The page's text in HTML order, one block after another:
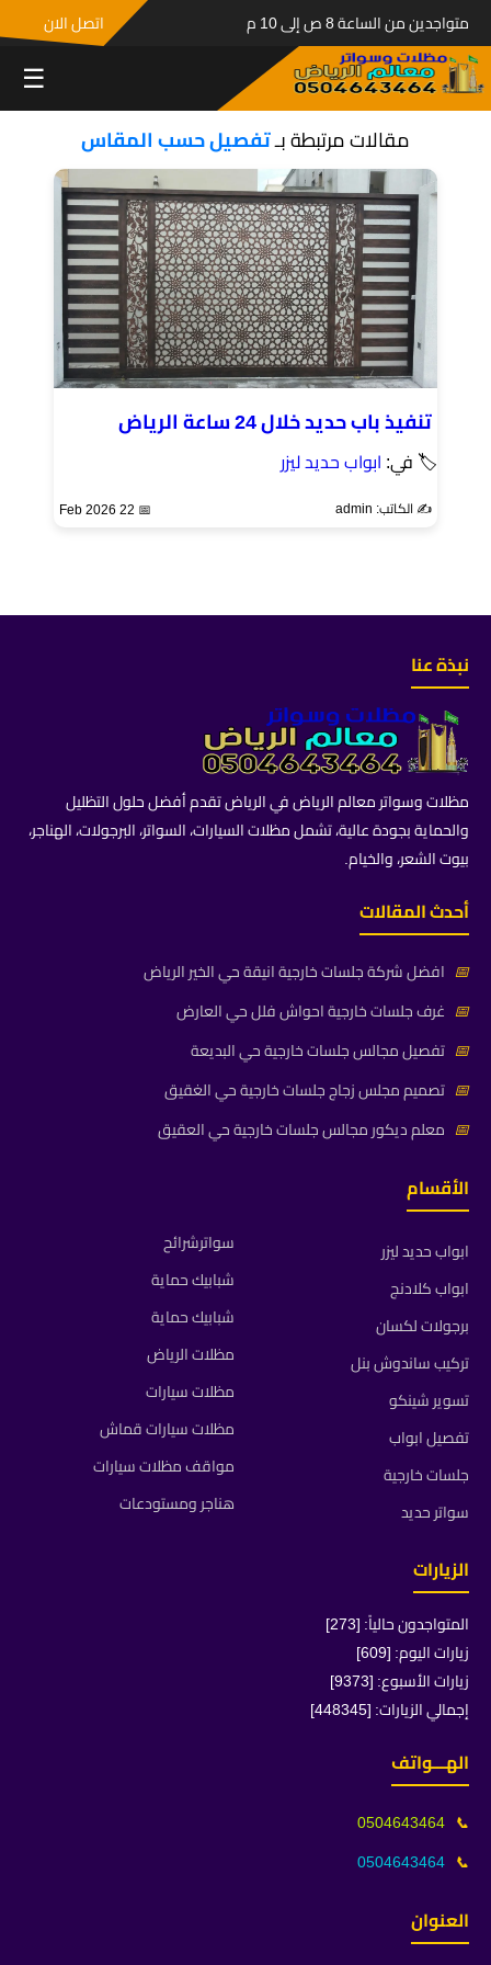
متواجدين من الساعة 8 ص إلى 10 م اتصل الان
☰
مقالات مرتبطة بـتفصيل حسب المقاس
تنفيذ باب حديد خلال 24 ساعة الرياض
🏷 في: ابواب حديد ليزر
✍️ الكاتب: admin 📅 22 Feb 2026
نبذة عنا
مظلات وسواتر معالم الرياض في الرياض تقدم أفضل حلول التظليل
والحماية بجودة عالية، تشمل مظلات السيارات، السواتر، البرجولات، الهناجر،
بيوت الشعر، والخيام.
أحدث المقالات
📅 افضل شركة جلسات خارجية انيقة حي الخير الرياض
📅 غرف جلسات خارجية احواش فلل حي العارض
📅 تفصيل مجالس جلسات خارجية حي البديعة
📅 تصميم مجلس زجاج جلسات خارجية حي الغقيق
📅 معلم ديكور مجالس جلسات خارجية حي العقيق
الأقسام
ابواب حديد ليزر
ابواب كلادنج
برجولات لكسان
تركيب ساندوش بنل
تسوير شينكو
تفصيل ابواب
جلسات خارجية
سواتر حديد
سواترشرائح
شبابيك حماية
شبابيك حماية
مظلات الرياض
مظلات سيارات
مظلات سيارات قماش
مواقف مظلات سيارات
هناجر ومستودعات
الزيارات
المتواجدون حالياً: [273]
زيارات اليوم: [609]
زيارات الأسبوع: [9373]
إجمالي الزيارات: [448345]
الهـــواتف
📞
0504643464
📞
0504643464
العنوان